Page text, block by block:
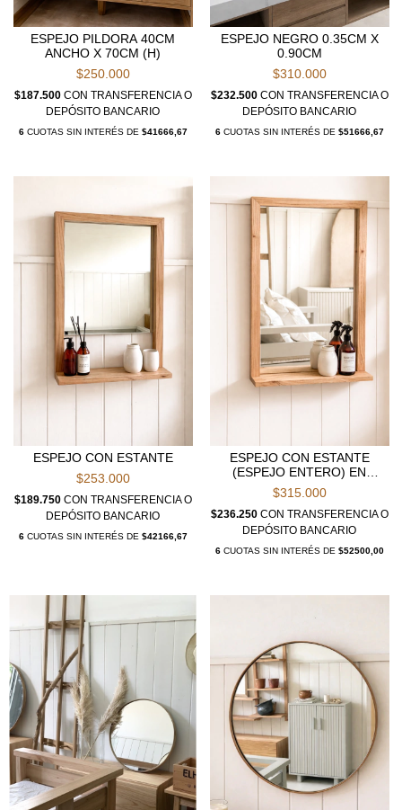
ESPEJO PILDORA 40CM
ANCHO X 70CM (H)
$250.000
$187.500 CON TRANSFERENCIA O
DEPÓSITO BANCARIO
6CUOTAS SIN INTERÉS DE $41666,67
ESPEJO NEGRO 0.35CM X
0.90CM
$310.000
$232.500 CON TRANSFERENCIA O
DEPÓSITO BANCARIO
6CUOTAS SIN INTERÉS DE $51666,67
ESPEJO CON ESTANTE
$253.000
$189.750 CON TRANSFERENCIA O
DEPÓSITO BANCARIO
6CUOTAS SIN INTERÉS DE $42166,67
ESPEJO CON ESTANTE
(ESPEJO ENTERO) EN
PARAISO
$315.000
$236.250 CON TRANSFERENCIA O
DEPÓSITO BANCARIO
6CUOTAS SIN INTERÉS DE $52500,00